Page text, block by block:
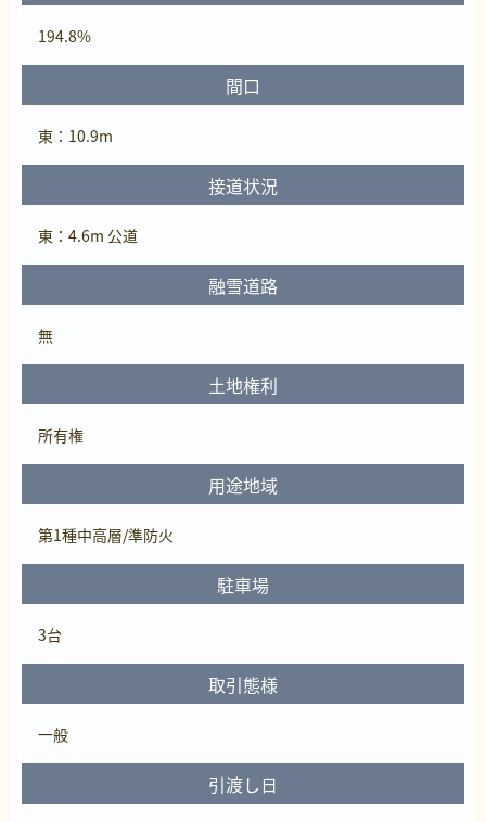
194.8%
間口
東：10.9m
接道状況
東：4.6m 公道
融雪道路
無
土地権利
所有権
用途地域
第1種中高層/準防火
駐車場
3台
取引態様
一般
引渡し日